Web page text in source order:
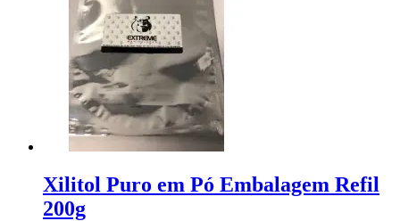
Xilitol Puro em Pó Embalagem Refil
200g